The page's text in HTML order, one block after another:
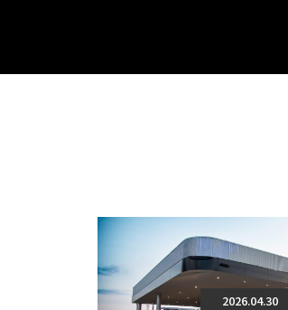
2026.04.30